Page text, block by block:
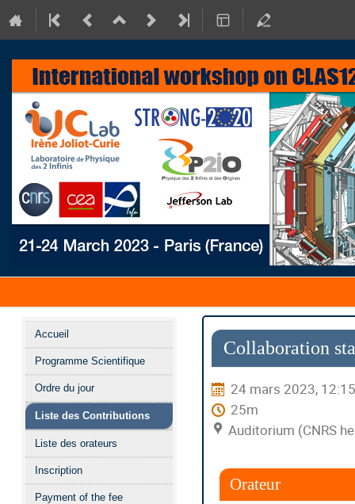
Menu
de
l'événement
Accueil
Programme Scientifique
Ordre du jour
Liste des Contributions
Liste des orateurs
Inscription
Payment of the fee
Collaboration
24 mars 2023,
25m
Auditorium (CNRS
Orateur